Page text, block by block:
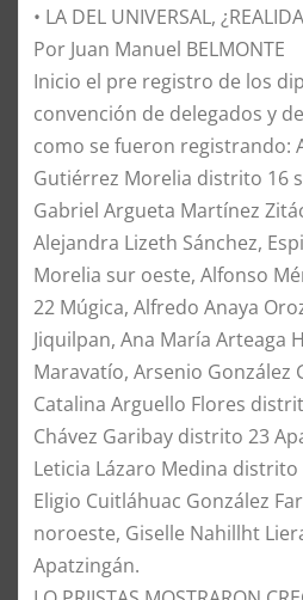
• LA DEL UNIVERSAL,
Por Juan Manuel BELMONTE
​Inicio el pre registro de los
convención de delegados y
como se fueron registrando:
Gutiérrez Morelia distrito 16
Gabriel Argueta Martínez
Alejandra Lizeth Sánchez,
Morelia sur oeste, Alfonso
22 Múgica, Alfredo Anaya
Jiquilpan, Ana María Arteaga
Maravatío, Arsenio González
Catalina Arguello Flores
Chávez Garibay distrito 23
Leticia Lázaro Medina
Eligio Cuitláhuac González
noroeste, Giselle Nahillht
Apatzingán.